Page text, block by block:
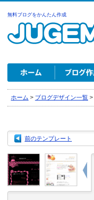
無料ブログをかんたん作成
ホーム > ブログデザイン一覧 >
前のテンプレート